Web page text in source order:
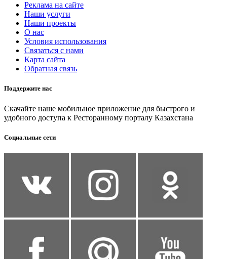
Реклама на сайте
Наши услуги
Наши проекты
О нас
Условия использования
Связаться с нами
Карта сайта
Обратная связь
Поддержите нас
Скачайте наше мобильное приложение для быстрого и
удобного доступа к Ресторанному порталу Казахстана
Социальные сети